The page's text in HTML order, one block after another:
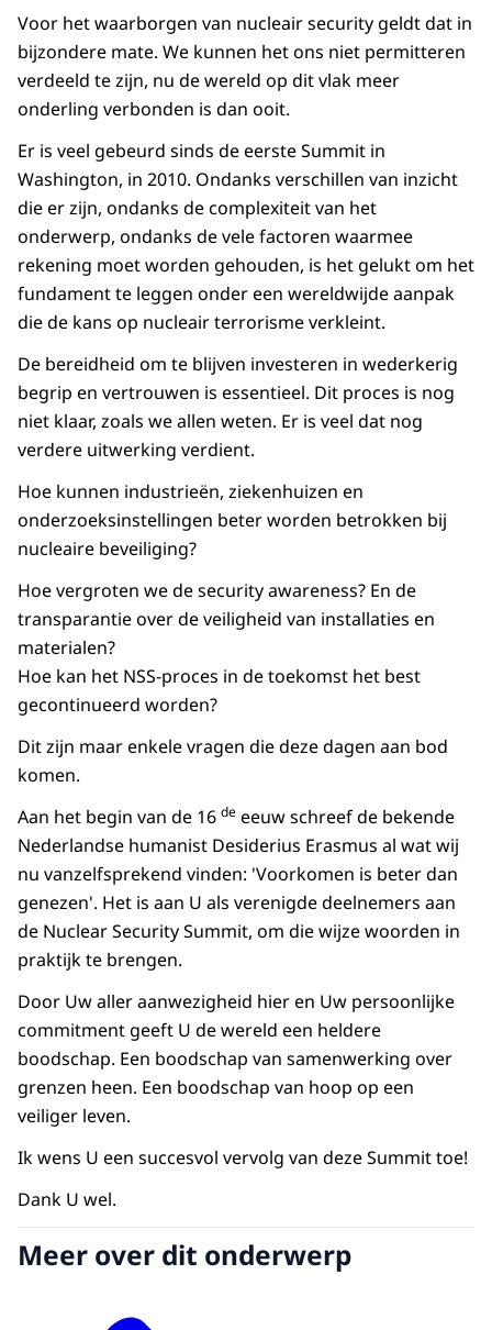
Voor het waarborgen van nucleair security geldt dat in
bijzondere mate. We kunnen het ons niet permitteren
verdeeld te zijn, nu de wereld op dit vlak meer
onderling verbonden is dan ooit.
Er is veel gebeurd sinds de eerste Summit in
Washington, in 2010. Ondanks verschillen van inzicht
die er zijn, ondanks de complexiteit van het
onderwerp, ondanks de vele factoren waarmee
rekening moet worden gehouden, is het gelukt om het
fundament te leggen onder een wereldwijde aanpak
die de kans op nucleair terrorisme verkleint.
De bereidheid om te blijven investeren in wederkerig
begrip en vertrouwen is essentieel. Dit proces is nog
niet klaar, zoals we allen weten. Er is veel dat nog
verdere uitwerking verdient.
Hoe kunnen industrieën, ziekenhuizen en
onderzoeksinstellingen beter worden betrokken bij
nucleaire beveiliging?
Hoe vergroten we de security awareness? En de
transparantie over de veiligheid van installaties en
materialen?
Hoe kan het NSS-proces in de toekomst het best
gecontinueerd worden?
Dit zijn maar enkele vragen die deze dagen aan bod
komen.
Aan het begin van de 16 de eeuw schreef de bekende
Nederlandse humanist Desiderius Erasmus al wat wij
nu vanzelfsprekend vinden: 'Voorkomen is beter dan
genezen'. Het is aan U als verenigde deelnemers aan
de Nuclear Security Summit, om die wijze woorden in
praktijk te brengen.
Door Uw aller aanwezigheid hier en Uw persoonlijke
commitment geeft U de wereld een heldere
boodschap. Een boodschap van samenwerking over
grenzen heen. Een boodschap van hoop op een
veiliger leven.
Ik wens U een succesvol vervolg van deze Summit toe!
Dank U wel.
Meer over dit onderwerp